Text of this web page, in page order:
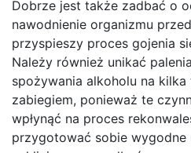
Dobrze jest także zadbać o
nawodnienie organizmu
przyspieszy proces gojenia
Należy również unikać
spożywania alkoholu na
zabiegiem, ponieważ te
wpłynąć na proces
przygotować sobie wygodne